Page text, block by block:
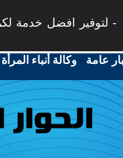
لتوفير افضل خدمة
عامة -وكالة أنباء المرأة